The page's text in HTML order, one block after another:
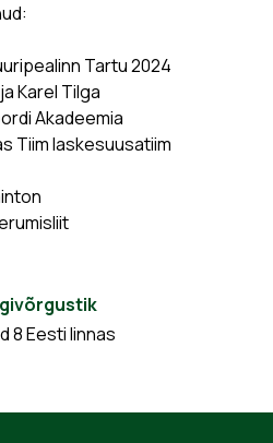
Tartu 2024
Karel Tilga
Akadeemia
Tiim laskesuusatiim
8 Eesti linnas